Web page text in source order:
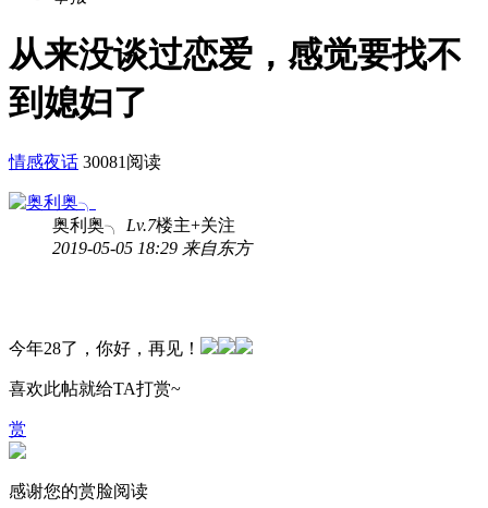
从来没谈过恋爱，感觉要找不
到媳妇了
情感夜话 30081阅读
奥利奥╮ Lv.7楼主+关注
2019-05-05 18:29 来自东方
今年28了，你好，再见！
喜欢此帖就给TA打赏~
赏
感谢您的赏脸阅读